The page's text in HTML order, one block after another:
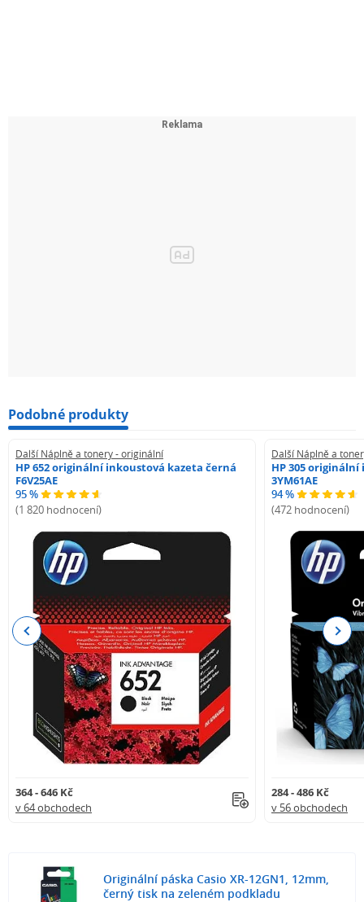
Podobné produkty
Další Náplně a tonery - originální
HP 652 originální inkoustová kazeta černá
F6V25AE
95 %
(1 820 hodnocení)
364 - 646 Kč
v 64 obchodech
Další Náplně a
HP 305
3YM61AE
94 %
(472 hodnocení)
284 - 486 Kč
v 56 obchodech
Previous Next
Originální páska Casio XR-12GN1, 12mm,
černý tisk na zeleném podkladu